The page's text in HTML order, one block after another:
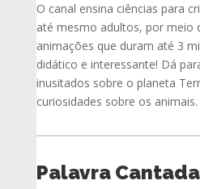
O canal ensina ciências para
até mesmo adultos, por meio
animações que duram até 3
didático e interessante! Dá
inusitados sobre o planeta
curiosidades sobre os animais.
Palavra Cantada